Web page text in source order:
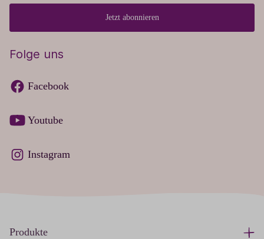
Jetzt abonnieren
Folge uns
Facebook
Youtube
Instagram
Produkte